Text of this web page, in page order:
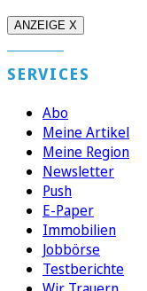
ANZEIGE X
SERVICES
Abo
Meine Artikel
Meine Region
Newsletter
Push
E-Paper
Immobilien
Jobbörse
Testberichte